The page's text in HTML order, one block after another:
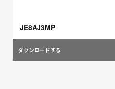
JE8AJ3MP
ダウンロードする